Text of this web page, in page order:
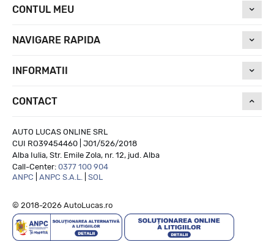
Run On Flat
NU
CONTUL MEU
NAVIGARE RAPIDA
INFORMATII
CONTACT
AUTO LUCAS ONLINE SRL
CUI RO39454460 | J01/526/2018
Alba Iulia, Str. Emile Zola, nr. 12, jud. Alba
Call-Center: 0377 100 904
ANPC
ANPC S.A.L. SOL
© 2018-2026 AutoLucas.ro